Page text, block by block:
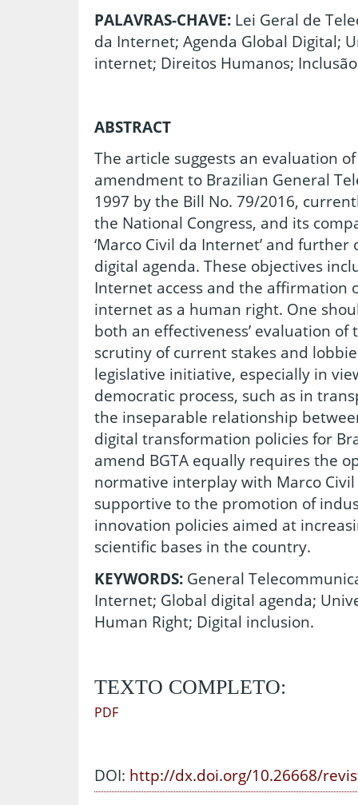
PALAVRAS-CHAVE: Lei Geral de
da Internet; Agenda Global Digital;
internet; Direitos Humanos;
ABSTRACT
The article suggests an evaluation
amendment to Brazilian General
1997 by the Bill No. 79/2016,
the National Congress, and its
‘Marco Civil da Internet’ and
digital agenda. These objectives
Internet access and the affirmation
internet as a human right. One
both an effectiveness’ evaluation of
scrutiny of current stakes and
legislative initiative, especially in
democratic process, such as in
the inseparable relationship
digital transformation policies for
amend BGTA equally requires the
normative interplay with Marco
supportive to the promotion of
innovation policies aimed at
scientific bases in the country.
KEYWORDS: General
Internet; Global digital agenda;
Human Right; Digital inclusion.
TEXTO COMPLETO:
PDF
DOI: http://dx.doi.org/10.26668/